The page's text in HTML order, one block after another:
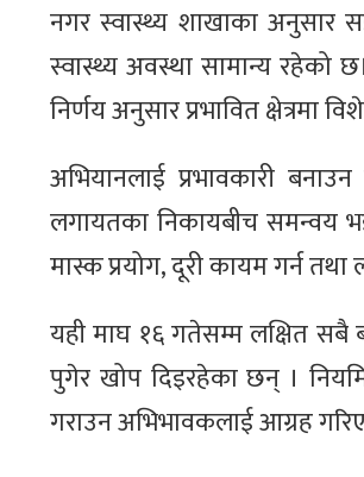
नगर स्वास्थ्य शाखाका अनुसार
स्वास्थ्य अवस्था सामान्य रहेको
निर्णय अनुसार प्रभावित क्षेत्रमा
अभियानलाई प्रभावकारी
लगायतका निकायबीच समन्वय
मास्क प्रयोग, दूरी कायम गर्न
यही माघ १६ गतेसम्म लक्षित सबै
पुगेर खोप दिइरहेका छन् ।
गराउन अभिभावकलाई आग्रह